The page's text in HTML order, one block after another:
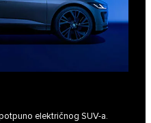
električnog SUV-a.